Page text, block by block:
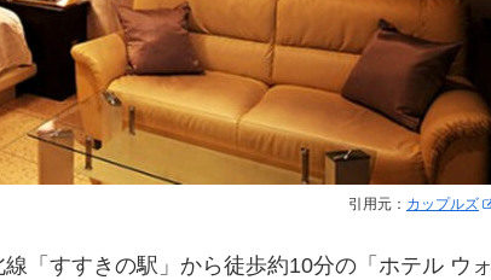
引用元： カップルズ
「すすきの駅」から徒歩約10分の「ホテル ウォ